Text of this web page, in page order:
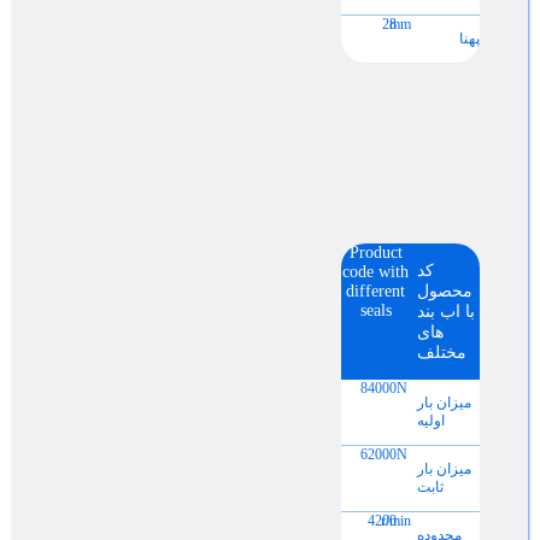
پهنا
mm
28
کد
محصول
با اب بند
های
مختلف
Product
code with
different
seals
میزان بار
اولیه
N
84000
میزان بار
ثابت
N
62000
محدوده
r/min
4200